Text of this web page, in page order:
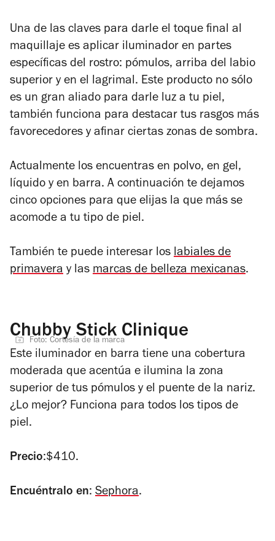
Una de las claves para darle el toque final al
maquillaje es aplicar iluminador en partes
específicas del rostro: pómulos, arriba del labio
superior y en el lagrimal. Este producto no sólo
es un gran aliado para darle luz a tu piel,
también funciona para destacar tus rasgos más
favorecedores y afinar ciertas zonas de sombra.
Actualmente los encuentras en polvo, en gel,
líquido y en barra. A continuación te dejamos
cinco opciones para que elijas la que más se
acomode a tu tipo de piel.
También te puede interesar los labiales de
primavera y las marcas de belleza mexicanas.
Chubby Stick Clinique
Foto: Cortesía de la marca
Este iluminador en barra tiene una cobertura
moderada que acentúa e ilumina la zona
superior de tus pómulos y el puente de la nariz.
¿Lo mejor? Funciona para todos los tipos de
piel.
Precio:$410.
Encuéntralo en: Sephora.